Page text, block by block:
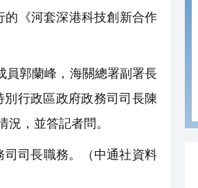
《河套深港科技創新合作
郭蘭峰，海關總署副署長
行政區政府政務司司長陳
，並答記者問。
司長職務。（中通社資料